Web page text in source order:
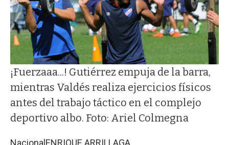
¡Fuerzaaa...! Gutiérrez empuja de la barra,
mientras Valdés realiza ejercicios físicos
antes del trabajo táctico en el complejo
deportivo albo. Foto: Ariel Colmegna
Nacional ENRIQUE ARRILLAGA